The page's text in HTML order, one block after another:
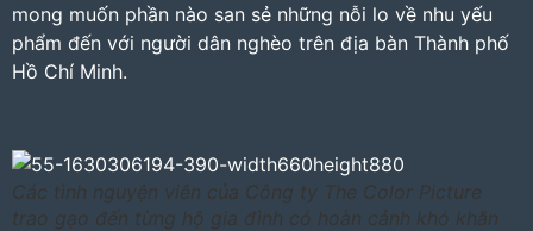
mong muốn phần nào san sẻ những nỗi lo về nhu yếu
phẩm đến với người dân nghèo trên địa bàn Thành phố
Hồ Chí Minh.
Các tình nguyện viên của Công ty The Color Picture
trao gạo đến từng hộ gia đình có hoàn cảnh khó khăn